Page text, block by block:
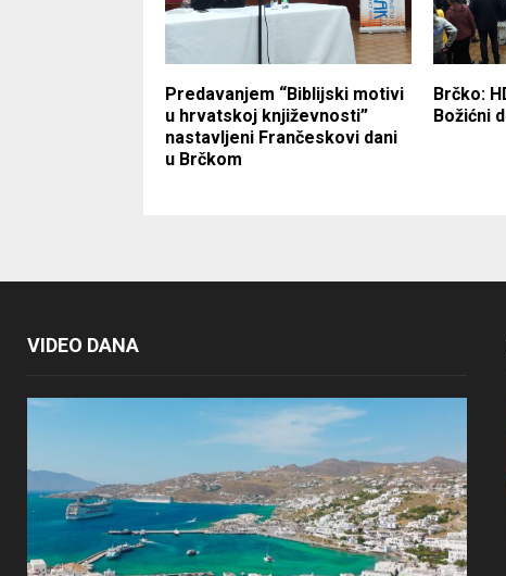
Predavanjem “Biblijski motivi
u hrvatskoj književnosti”
nastavljeni Frančeskovi dani
u Brčkom
Brčko:
Božićni
VIDEO DANA